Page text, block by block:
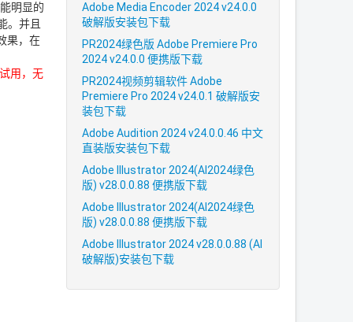
明显的
。并且
果，在
用，无
Adobe Media Encoder 2024 v24.0.0
破解版安装包下载
PR2024绿色版 Adobe Premiere Pro
2024 v24.0.0 便携版下载
PR2024视频剪辑软件 Adobe
Premiere Pro 2024 v24.0.1 破解版安
装包下载
Adobe Audition 2024 v24.0.0.46 中文
直装版安装包下载
Adobe Illustrator 2024(AI2024绿色
版) v28.0.0.88 便携版下载
Adobe Illustrator 2024(AI2024绿色
版) v28.0.0.88 便携版下载
Adobe Illustrator 2024 v28.0.0.88 (AI
破解版)安装包下载